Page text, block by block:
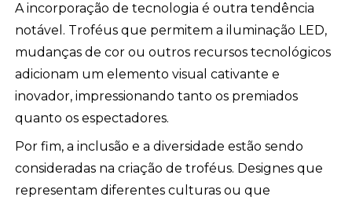
A incorporação de tecnologia é outra tendência
notável. Troféus que permitem a iluminação LED,
mudanças de cor ou outros recursos tecnológicos
adicionam um elemento visual cativante e
inovador, impressionando tanto os premiados
quanto os espectadores.
Por fim, a inclusão e a diversidade estão sendo
consideradas na criação de troféus. Designes que
representam diferentes culturas ou que